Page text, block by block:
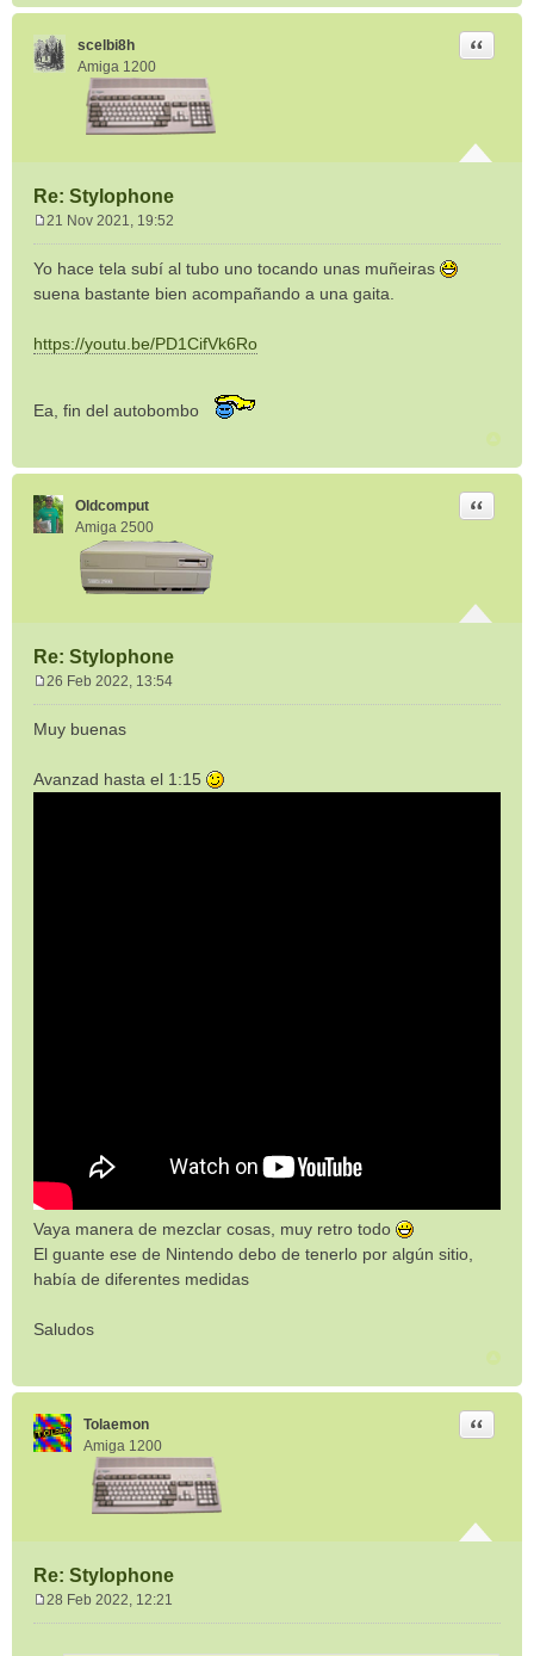
scelbi8h
Amiga 1200
Re: Stylophone
Citar
n
s
j
21 Nov 2021, 19:52
Yo hace tela subí al tubo uno tocando unas muñeiras
suena bastante bien acompañando a una gaita.
https://youtu.be/PD1CifVk6Ro
Ea, fin del autobombo
Oldcomput
Amiga 2500
Re: Stylophone
Citar
n
a
26 Feb 2022, 13:54
Muy buenas
Avanzad hasta el 1:15
Vaya manera de mezclar cosas, muy retro todo
El guante ese de Nintendo debo de tenerlo por algún sitio,
había de diferentes medidas
Saludos
Tolaemon
Amiga 1200
Re: Stylophone
Citar
28 Feb 2022, 12:21